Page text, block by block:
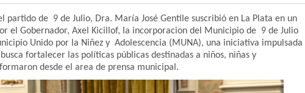
partido de 9 de Julio, Dra. María José Gentile suscribió en La Plata en un
el Gobernador, Axel Kicillof, la incorporacion del Municipio de 9 de Julio
Unido por la Niñez y Adolescencia (MUNA), una iniciativa impulsada
busca fortalecer las políticas públicas destinadas a niños, niñas y
desde el area de prensa municipal.